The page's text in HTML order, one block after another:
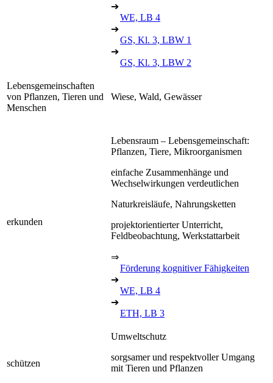
➔
WE, LB 4
➔
GS, Kl. 3, LBW 1
➔
GS, Kl. 3, LBW 2
Lebensgemeinschaften
von Pflanzen, Tieren und
Menschen
Wiese, Wald, Gewässer
erkunden
Lebensraum – Lebensgemeinschaft:
Pflanzen, Tiere, Mikroorganismen
einfache Zusammenhänge und
Wechselwirkungen verdeutlichen
Naturkreisläufe, Nahrungsketten
projektorientierter Unterricht,
Feldbeobachtung, Werkstattarbeit
⇒
Förderung kognitiver Fähigkeiten
➔
WE, LB 4
➔
ETH, LB 3
schützen
Umweltschutz
sorgsamer und respektvoller Umgang
mit Tieren und Pflanzen